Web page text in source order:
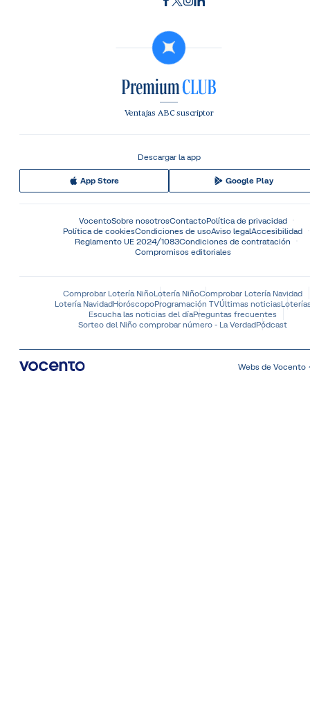
Ventajas ABC suscriptor
Descargar la app
App Store Google Play
VocentoSobre nosotrosContactoPolítica de privacidad
Política de cookiesCondiciones de usoAviso legalAccesibilidad
Reglamento UE 2024/1083Condiciones de contratación
Compromisos editoriales
Comprobar Lotería NiñoLotería NiñoComprobar Lotería Navidad
Lotería NavidadHoróscopoProgramación TVÚltimas noticias
Escucha las noticias del díaPreguntas frecuentes
Sorteo del Niño comprobar número - La VerdadPódcast
Webs de Vocento